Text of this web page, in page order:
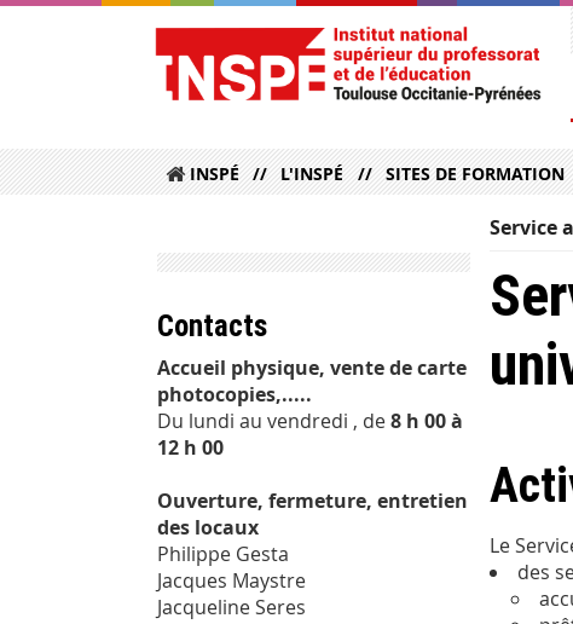
INSPÉ L'INSPÉ SITES DE FORMATION
Service
Le
des
Contacts
Accueil physique, vente de carte
photocopies,.....
Du lundi au vendredi , de8 h 00 à
12 h 00
Ouverture, fermeture, entretien
des locaux
Philippe Gesta
Jacques Maystre
Jacqueline Seres